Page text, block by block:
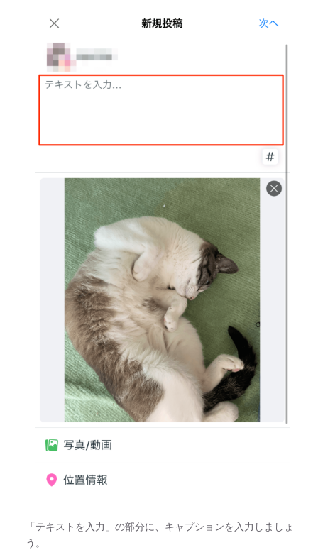
「テキストを入力」の部分に、キャプションを入力しましょ
う。